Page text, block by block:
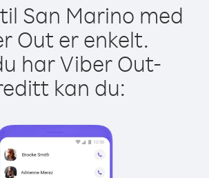
San Marino med
Out er enkelt.
har Viber Out-
kan du: